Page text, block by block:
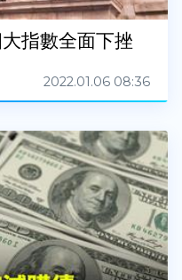
指數全面下挫
2022.01.06 08:36